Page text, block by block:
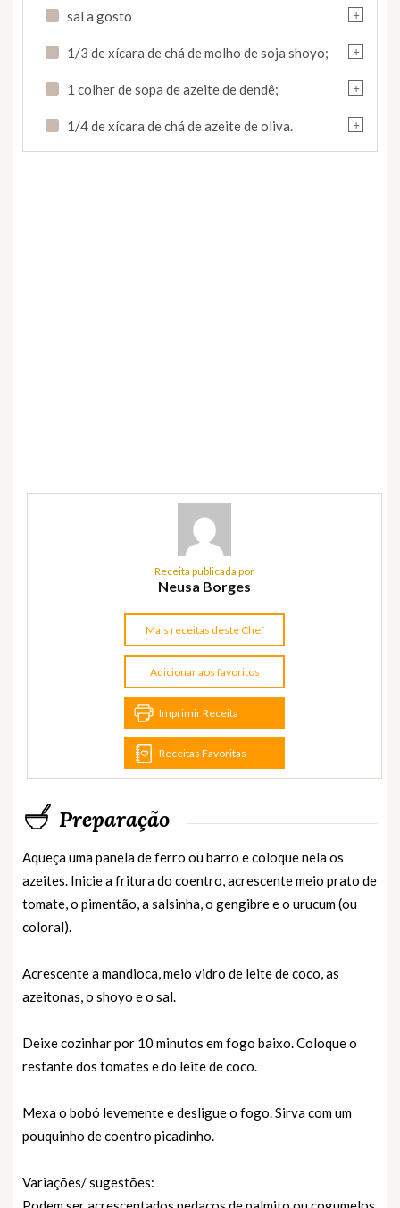
+
sal a gosto
+
1/3 de xícara de chá de molho de soja shoyo;
+
1 colher de sopa de azeite de dendê;
+
1/4 de xícara de chá de azeite de oliva.
Receita publicada por
Neusa Borges
Mais receitas deste Chef
Adicionar aos favoritos
Imprimir Receita
Receitas Favoritas
Preparação
Aqueça uma panela de ferro ou barro e coloque nela os
azeites. Inicie a fritura do coentro, acrescente meio prato de
tomate, o pimentão, a salsinha, o gengibre e o urucum (ou
coloral).
Acrescente a mandioca, meio vidro de leite de coco, as
azeitonas, o shoyo e o sal.
Deixe cozinhar por 10 minutos em fogo baixo. Coloque o
restante dos tomates e do leite de coco.
Mexa o bobó levemente e desligue o fogo. Sirva com um
pouquinho de coentro picadinho.
Variações/ sugestões: